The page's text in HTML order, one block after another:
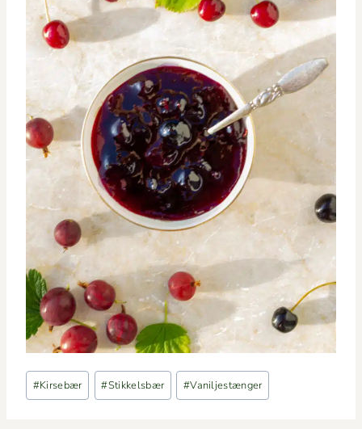
Indlæg-
tags:
#Kirsebær #Stikkelsbær #Vaniljestænger